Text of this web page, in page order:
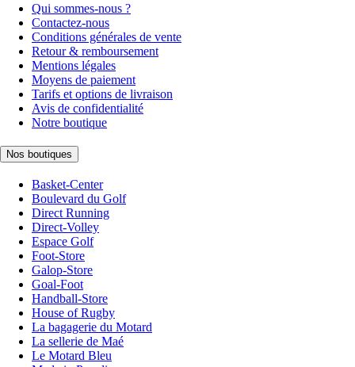
Qui sommes-nous ?
Contactez-nous
Conditions générales de vente
Retour & remboursement
Mentions légales
Moyens de paiement
Tarifs et options de livraison
Avis de confidentialité
Notre boutique
Nos boutiques
Basket-Center
Boulevard du Golf
Direct Running
Direct-Volley
Espace Golf
Foot-Store
Galop-Store
Goal-Foot
Handball-Store
House of Rugby
La bagagerie du Motard
La sellerie de Maé
Le Motard Bleu